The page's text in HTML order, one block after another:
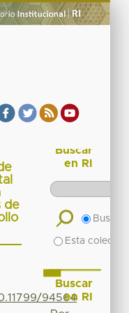
de
94564
Buscar
en RI
Buscar
Esta
Buscar
en RI